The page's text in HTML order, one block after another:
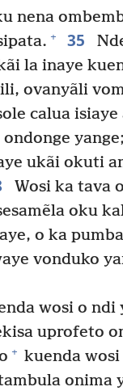
nena
+ 35
la inaye
ovanyãli
calua isiaye
ukãi okuti
Wosi ka tava
oku
o ka
vonduko
wosi o ndi
uprofeto
+ kuenda
onima